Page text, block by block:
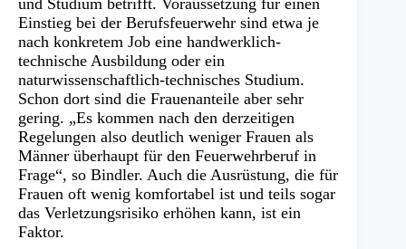
und Studium betrifft. Voraussetzung für einen
Einstieg bei der Berufsfeuerwehr sind etwa je
nach konkretem Job eine handwerklich-
technische Ausbildung oder ein
naturwissenschaftlich-technisches Studium.
Schon dort sind die Frauenanteile aber sehr
gering. „Es kommen nach den derzeitigen
Regelungen also deutlich weniger Frauen als
Männer überhaupt für den Feuerwehrberuf in
Frage“, so Bindler. Auch die Ausrüstung, die für
Frauen oft wenig komfortabel ist und teils sogar
das Verletzungsrisiko erhöhen kann, ist ein
Faktor.